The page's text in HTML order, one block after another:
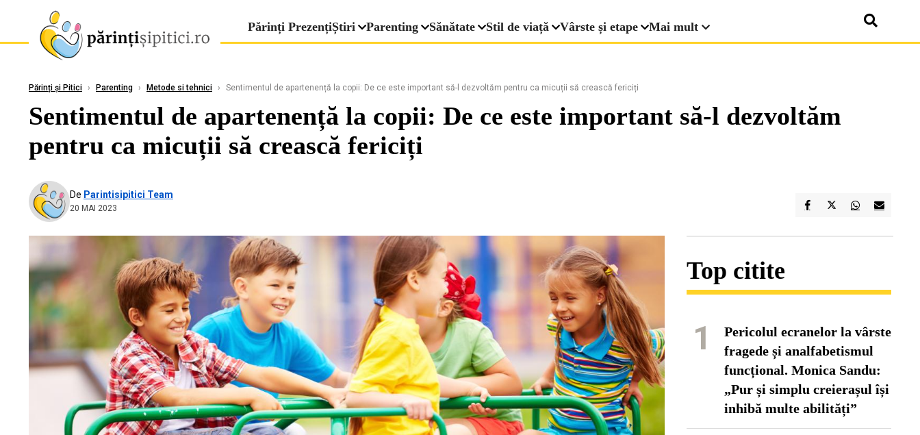
Părinți PrezențiȘtiri Parenting Sănătate Stil de viață Vârste și etape Mai mult
Părinți și Pitici › Parenting › Metode si tehnici › Sentimentul de apartenență la copii: De ce este important să-l dezvoltăm pentru ca micuții să crească fericiți
Sentimentul de apartenență la copii: De ce este important să-l dezvoltăm
pentru ca micuții să crească fericiți
De Parintisipitici Team
20 MAI 2023
Top citite
1
Pericolul ecranelor la vârste
fragede și analfabetismul
funcțional. Monica Sandu:
„Pur și simplu creierașul își
inhibă multe abilități”